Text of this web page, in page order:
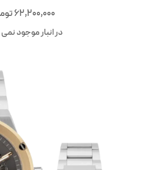
62,200,000تومان
در انبار موجود نمی